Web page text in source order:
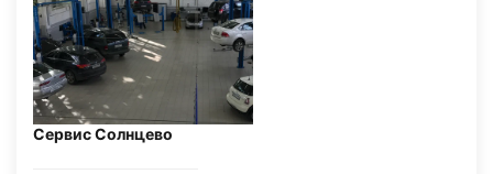
Сервис Солнцево